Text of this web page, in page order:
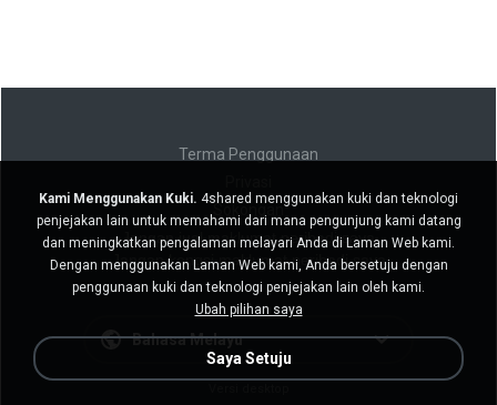
Terma Penggunaan
Jangan jual maklumat peribadi saya
Jangan kongsi maklumat peribadi saya
Bahasa Melayu
Kami Menggunakan Kuki. 4shared menggunakan kuki dan teknologi
penjejakan lain untuk memahami dari mana pengunjung kami datang
dan meningkatkan pengalaman melayari Anda di Laman Web kami.
Dengan menggunakan Laman Web kami, Anda bersetuju dengan
penggunaan kuki dan teknologi penjejakan lain oleh kami.
Ubah pilihan saya
Saya Setuju